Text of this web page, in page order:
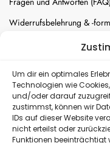
Um dir ein optimales
Technologien wie
und/oder darauf
zustimmst, können wir
IDs auf dieser Website
nicht erteilst oder
Funktionen beeinträchtigt
Widerrufsbelehrung & -
Batterien-Entsorgung
Versand
Kostenloser Rückversand